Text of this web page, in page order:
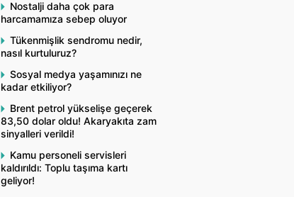
Nostalji daha çok para
harcamamıza sebep oluyor
Tükenmişlik sendromu nedir,
nasıl kurtuluruz?
Sosyal medya yaşamınızı ne
kadar etkiliyor?
Brent petrol yükselişe geçerek
83,50 dolar oldu! Akaryakıta zam
sinyalleri verildi!
Kamu personeli servisleri
kaldırıldı: Toplu taşıma kartı
geliyor!